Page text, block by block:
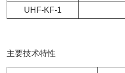
UHF-KF-1
主要技术特性